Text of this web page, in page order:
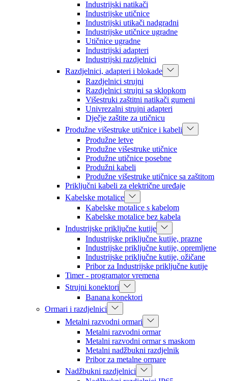
Industrijski natikači
Industrijske utičnice
Industrijski utikači nadgradni
Industrijske utičnice ugradne
Utičnice ugradne
Industrijski adapteri
Industrijski razdjelnici
Razdjelnici, adapteri i blokade
Razdjelnici strujni
Razdjelnici strujni sa sklopkom
Višestruki zaštitni natikači gumeni
Univrezalni strujni adapteri
Dječje zaštite za utičnicu
Produžne višestruke utičnice i kabeli
Produžne letve
Produžne višestruke utičnice
Produžne utičnice posebne
Produžni kabeli
Produžne višestruke utičnice sa zaštitom
Priključni kabeli za električne uređaje
Kabelske motalice
Kabelske motalice s kabelom
Kabelske motalice bez kabela
Industrijske priključne kutije
Industrijske priključne kutije, prazne
Industrijske priključne kutije, opremljene
Industrijske priključne kutije, ožičane
Pribor za Industrijske priključne kutije
Timer - programator vremena
Strujni konektori
Banana konektori
Ormari i razdjelnici
Metalni razvodni ormari
Metalni razvodni ormar
Metalni razvodni ormar s maskom
Metalni nadžbukni razdjelnik
Pribor za metalne ormare
Nadžbukni razdjelnici